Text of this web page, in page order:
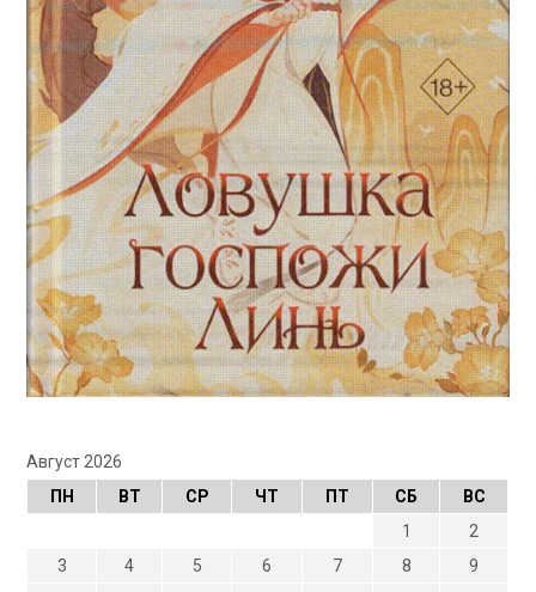
Август 2026
ПН
ВТ СР ЧТ ПТ СБ
ВС
1
2
3
4 5 6 7 8
9